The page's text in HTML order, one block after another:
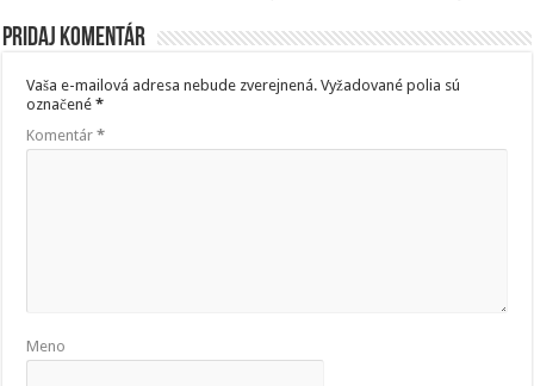
Pridaj komentár
Vaša e-mailová adresa nebude zverejnená. Vyžadované polia sú
označené*
Komentár*
Meno